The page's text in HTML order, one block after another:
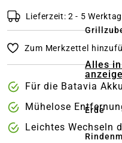
Alles
Erde
Lieferzeit: 2 - 5
Zum Merkzettel
Für die Batavia
Mühelose
Leichtes Wechseln